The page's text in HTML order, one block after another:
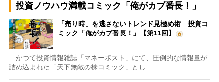
投資ノウハウ満載コミック「俺がカブ番長！」
「売り時」を逃さないトレンド見極め術 投資コ
ミック「俺がカブ番長！」【第11回】
かつて投資情報雑誌「マネーポスト」にて、圧倒的な情報量が
詰め込まれた「天下無敵の株コミック」とし…